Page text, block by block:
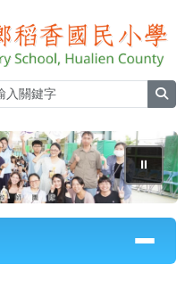
全球資訊網
⏸